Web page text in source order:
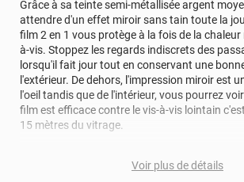
Grâce à sa teinte semi-métallisée argent
attendre d'un effet miroir sans tain toute la
film 2 en 1 vous protège à la fois de la
à-vis. Stoppez les regards indiscrets des
lorsqu'il fait jour tout en conservant une
l'extérieur. De dehors, l'impression miroir est
l'oeil tandis que de l'intérieur, vous pourrez
film est efficace contre le vis-à-vis lointain
15 mètres du vitrage.
attention, un film miroir sans tain
de balance de la lumière, c'est à dire qu'il sera
Voir plus de détails